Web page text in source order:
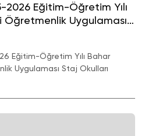
2026 Eğitim-Öğretim Yılı
Öğretmenlik Uygulaması
Eğitim-Öğretim Yılı Bahar
Uygulaması Staj Okulları